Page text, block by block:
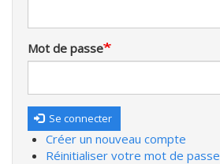
Mot de passe
Se connecter
Créer un nouveau compte
Réinitialiser votre mot de passe